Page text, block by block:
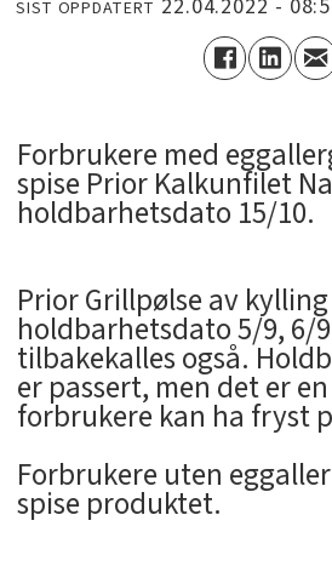
SIST OPPDATERT 22.04.2022 -
Forbrukere med
spise Prior Kalkunfilet
holdbarhetsdato 15/10.
Prior Grillpølse av
holdbarhetsdato 5/9, 6/
tilbakekalles også.
er passert, men det er
forbrukere kan ha fryst
Forbrukere uten
spise produktet.